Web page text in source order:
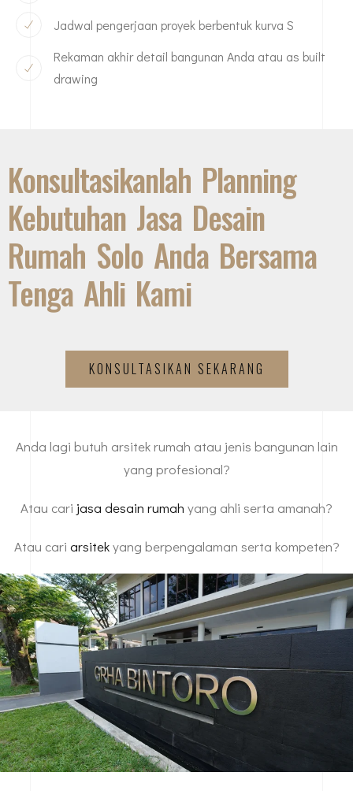
Jadwal pengerjaan proyek berbentuk kurva S
Rekaman akhir detail bangunan Anda atau as built
drawing
Konsultasikanlah Planning
Kebutuhan Jasa Desain
Rumah Solo Anda Bersama
Tenga Ahli Kami
KONSULTASIKAN SEKARANG
Anda lagi butuh arsitek rumah atau jenis bangunan lain
yang profesional?
Atau cari jasa desain rumah yang ahli serta amanah?
Atau cari arsitekyang berpengalaman serta kompeten?